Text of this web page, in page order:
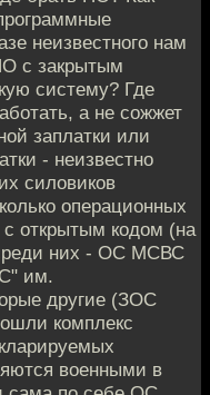
неизвестного нам
с закрытым
систему? Где
а не сожжет
заплатки или
- неизвестно
силовиков
операционных
открытым кодом (на
них - ОС МСВС
им.
другие (ЗОС
комплекс
военными в